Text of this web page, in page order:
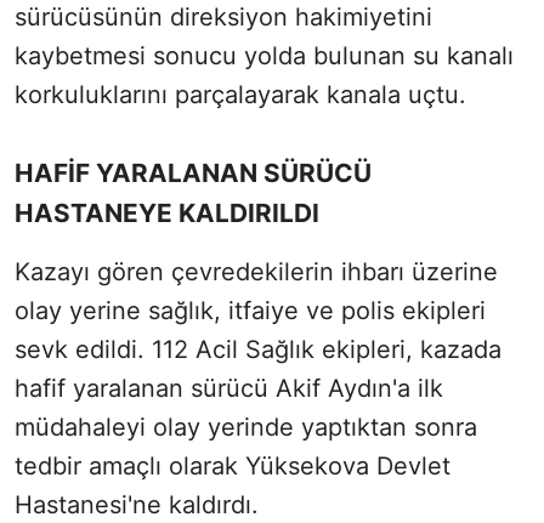
sürücüsünün direksiyon hakimiyetini
kaybetmesi sonucu yolda bulunan su kanalı
korkuluklarını parçalayarak kanala uçtu.
HAFİF YARALANAN SÜRÜCÜ
HASTANEYE KALDIRILDI
Kazayı gören çevredekilerin ihbarı üzerine
olay yerine sağlık, itfaiye ve polis ekipleri
sevk edildi. 112 Acil Sağlık ekipleri, kazada
hafif yaralanan sürücü Akif Aydın'a ilk
müdahaleyi olay yerinde yaptıktan sonra
tedbir amaçlı olarak Yüksekova Devlet
Hastanesi'ne kaldırdı.